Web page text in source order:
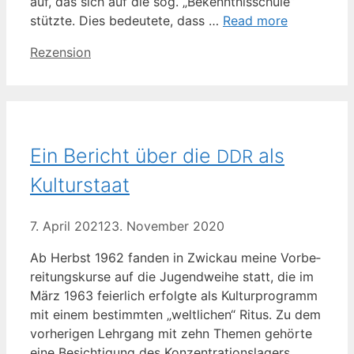
stütz­te. Dies bedeu­te­te, dass … Read more
Kategorien
Rezension
Ein Bericht über die DDR als
Kulturstaat
7. April 202123. November 2020
Ab Herbst 1962 fan­den in Zwi­ckau mei­ne Vor­be­
rei­tungs­kur­se auf die Jugend­wei­he statt, die im
März 1963 fei­er­lich erfolg­te als Kul­tur­pro­gramm
mit einem bestimm­ten „welt­li­chen“ Ritus. Zu dem
vor­he­ri­gen Lehr­gang mit zehn The­men gehör­te